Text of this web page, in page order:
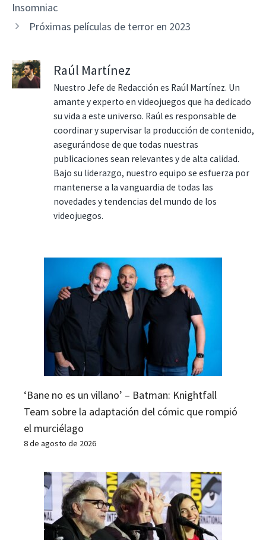
Insomniac
Próximas películas de terror en 2023
Raúl Martínez
Nuestro Jefe de Redacción es Raúl Martínez. Un
amante y experto en videojuegos que ha dedicado
su vida a este universo. Raúl es responsable de
coordinar y supervisar la producción de contenido,
asegurándose de que todas nuestras
publicaciones sean relevantes y de alta calidad.
Bajo su liderazgo, nuestro equipo se esfuerza por
mantenerse a la vanguardia de todas las
novedades y tendencias del mundo de los
videojuegos.
‘Bane no es un villano’ – Batman: Knightfall
Team sobre la adaptación del cómic que rompió
el murciélago
8 de agosto de 2026